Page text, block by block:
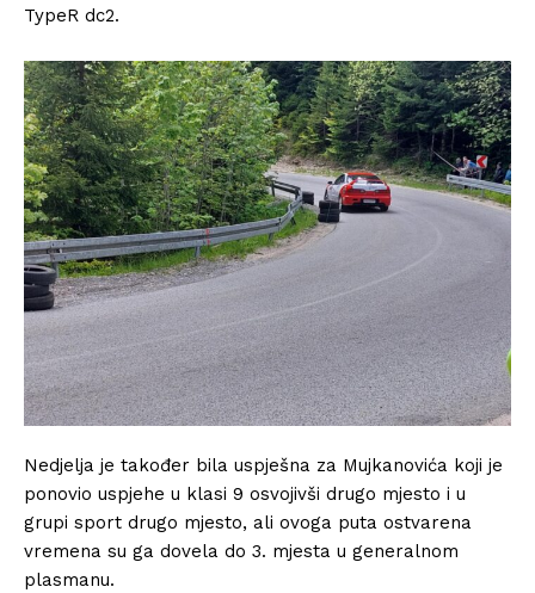
TypeR dc2.
Nedjelja je također bila uspješna za Mujkanovića koji je
ponovio uspjehe u klasi 9 osvojivši drugo mjesto i u
grupi sport drugo mjesto, ali ovoga puta ostvarena
vremena su ga dovela do 3. mjesta u generalnom
plasmanu.